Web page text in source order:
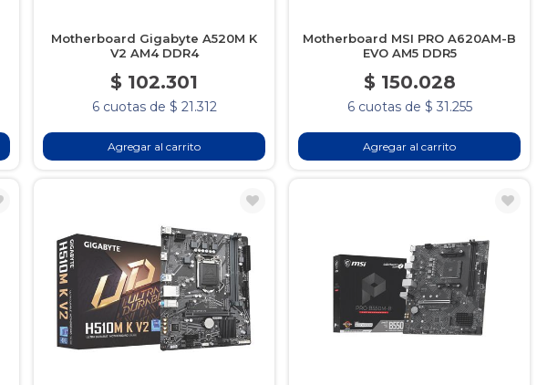
Motherboard Gigabyte A520M K
V2 AM4 DDR4
$ 102.301
6 cuotas de $ 21.312
Agregar al carrito
Motherboard MSI PRO A620AM-B
EVO AM5 DDR5
$ 150.028
6 cuotas de $ 31.255
Agregar al carrito